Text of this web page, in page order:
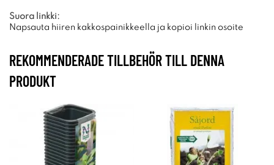
Suora linkki:
Napsauta hiiren kakkospainikkeella ja kopioi linkin osoite
REKOMMENDERADE TILLBEHÖR TILL DENNA
PRODUKT